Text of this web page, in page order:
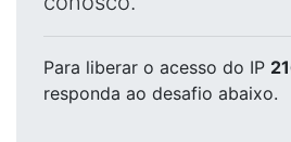
Para liberar o acesso do IP
responda ao desafio abaixo.